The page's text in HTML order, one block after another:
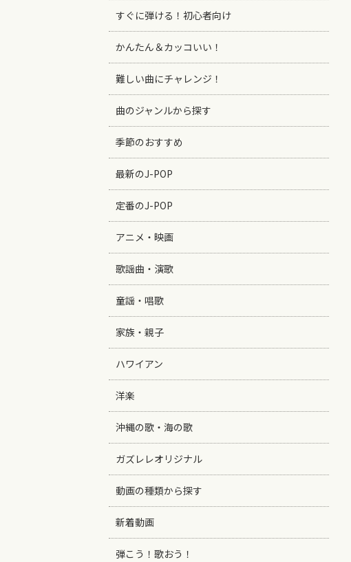
すぐに弾ける！初心者向け
かんたん＆カッコいい！
難しい曲にチャレンジ！
曲のジャンルから探す
季節のおすすめ
最新のJ-POP
定番のJ-POP
アニメ・映画
歌謡曲・演歌
童謡・唱歌
家族・親子
ハワイアン
洋楽
沖縄の歌・海の歌
ガズレレオリジナル
動画の種類から探す
新着動画
弾こう！歌おう！